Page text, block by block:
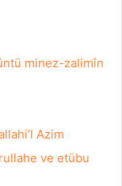
minez-zalimîn
Azim
ve etübu